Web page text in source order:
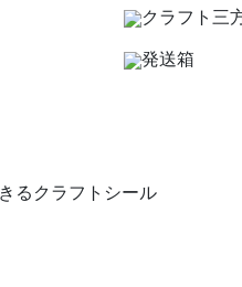
クラフト三
発送箱